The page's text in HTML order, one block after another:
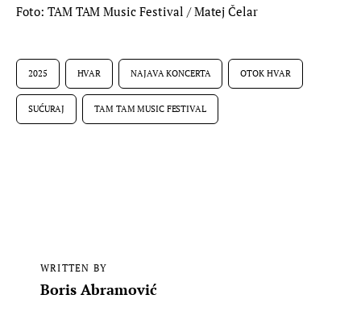
Foto: TAM TAM Music Festival / Matej Čelar
2025 HVAR NAJAVA KONCERTA OTOK HVAR
SUĆURAJ TAM TAM MUSIC FESTIVAL
WRITTEN BY
Boris Abramović